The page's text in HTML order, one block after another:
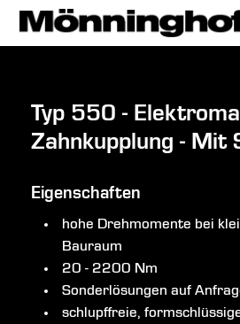
Typ 550 -
Zahnkupplung - Mit
Eigenschaften
hohe Drehmomente bei
Bauraum
20 - 2200 Nm
Sonderlösungen auf
schlupffreie,